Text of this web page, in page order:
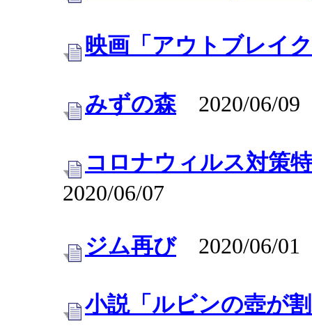
映画「アウトブレイ
みずの森2020/06/09
コロナウィルス対策
2020/06/07
ジム再び2020/06/01
小説「ルビンの壺が